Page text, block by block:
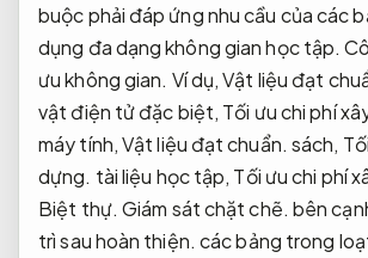
buộc phải đáp ứng nhu cầu của các
dụng đa dạng không gian học tập.
ưu không gian. Ví dụ,Vật liệu đạt
vật điện tử đặc biệt, Tối ưu chi phí
máy tính,Vật liệu đạt chuẩn. sách,
dựng. tài liệu học tập, Tối ưu chi phí
Biệt thự. Giám sát chặt chẽ. bên
trì sau hoàn thiện. các bảng trong